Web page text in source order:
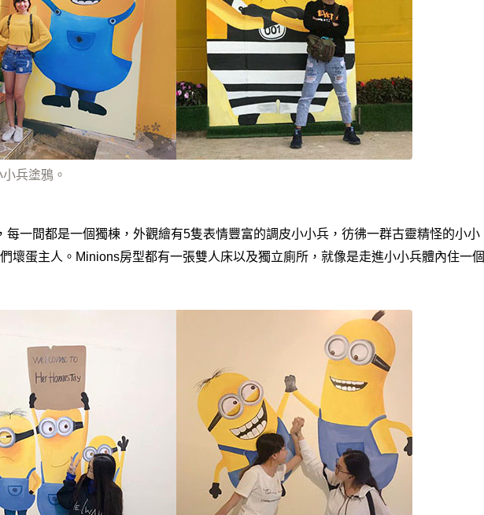
兵塗鴉。
每一間都是一個獨棟，外觀繪有5隻表情豐富的調皮小小兵，彷彿一群古靈精怪的小小
壞蛋主人。Minions房型都有一張雙人床以及獨立廁所，就像是走進小小兵體內住一個